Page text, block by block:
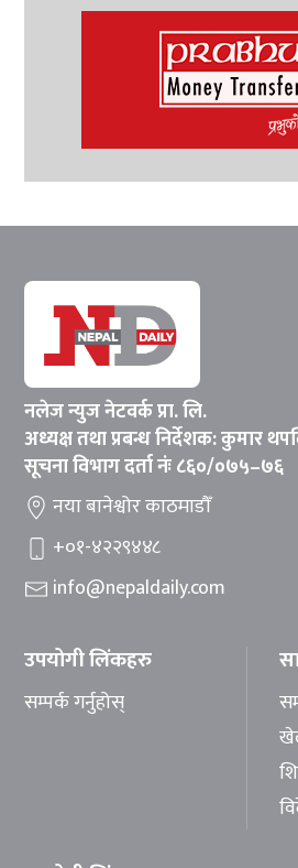
नलेज न्युज नेटवर्क प्रा. लि.
अध्यक्ष तथा प्रबन्ध निर्देशक: कुमार
सूचना विभाग दर्ता नंः ८६०/०७५–७६
नया बानेश्वोर काठमाडौँ
+०१-४२२९४४८
info@nepaldaily.com
उपयोगी लिंकहरु
सम्पर्क गर्नुहोस्